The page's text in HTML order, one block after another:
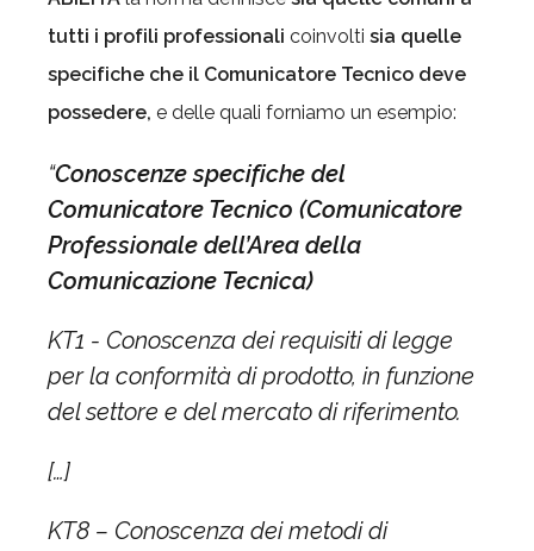
tutti i profili professionali coinvolti sia quelle
specifiche che il Comunicatore Tecnico deve
possedere, e delle quali forniamo un esempio:
“Conoscenze specifiche del
Comunicatore Tecnico (Comunicatore
Professionale dell’Area della
Comunicazione Tecnica)
KT1 - Conoscenza dei requisiti di legge
per la conformità di prodotto, in funzione
del settore e del mercato di riferimento.
[…]
KT8 – Conoscenza dei metodi di